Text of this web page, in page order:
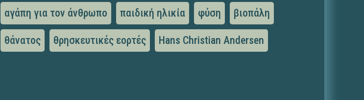
αγάπη για τον άνθρωπο παιδική ηλικία φύση βιοπάλη
θάνατος θρησκευτικές εορτές Hans Christian Andersen